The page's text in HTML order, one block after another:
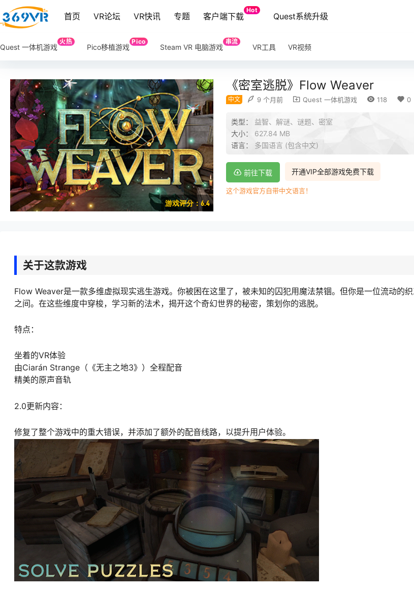
首页 VR论坛 VR快讯 专题 客户端下载
Hot
Quest系统升级
Quest 一体机游戏
火热
Pico移植游戏
Pico
Steam VR 电脑游戏
串流
VR工具 VR视频
游戏评分：6.4
《密室逃脱》Flow Weaver
中文 9 个月前 Quest 一体机游戏 118 0
类型： 益智、解谜、谜题、密室
大小： 627.84 MB
语言： 多国语言 (包含中文)
开通VIP全部游戏免费下载
前往下载
这个游戏官方自带中文语言！
关于这款游戏
Flow Weaver是一款多维虚拟现实逃生游戏。你被困在这里了，被未知的囚犯用魔法禁锢。但你是一位流动的
之间。在这些维度中穿梭，学习新的法术，揭开这个奇幻世界的秘密，策划你的逃脱。
特点：
坐着的VR体验
由Ciarán Strange（《无主之地3》）全程配音
精美的原声音轨
2.0更新内容：
修复了整个游戏中的重大错误，并添加了额外的配音线路，以提升用户体验。